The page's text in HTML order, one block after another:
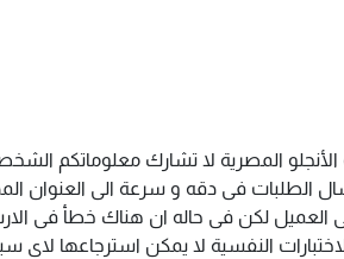
المصرية لا تشارك معلوماتكم
فى دقه و سرعة الى العنوان
لكن فى حاله ان هناك خطأ فى
للاختبارات النفسية لا يمكن استرجاعها